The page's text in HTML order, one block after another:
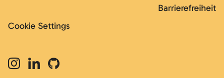
Barrierefreiheit
Cookie Settings